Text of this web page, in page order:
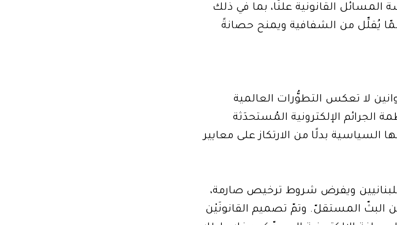
القانونية علنًا، بما في ذلك
ممّا يُقلِّل من الشفافية ويمنح حصانةً
لا تعكس التطوُّرات العالمية
الجرائم الإلكترونية المُستحدَثة
بدلًا من الارتكاز على معايير
بالمواطنين اللبنانيين ويفرض شروط ترخيص صارمة،
1994 نظامَ ترخيصٍ متدرّجًا يحدّ من البثّ المستقلّ. وتمّ تصميم القانونَيْن